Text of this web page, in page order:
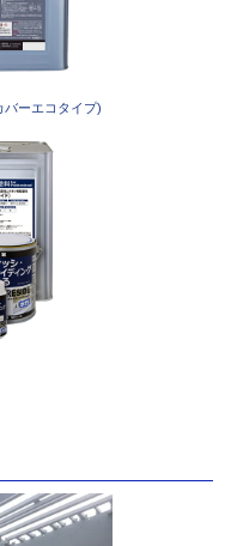
バーエコタイプ)